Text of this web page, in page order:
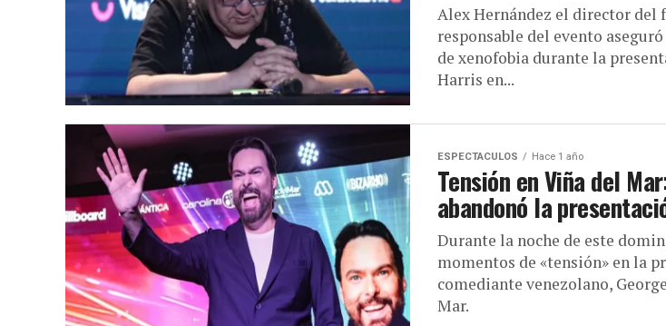
Alex Hernández el director del
responsable del evento
de xenofobia durante la
Harris en...
ESPECTACULOS Hace 1 año
Tensión en Viña del
abandonó la
Durante la noche de este
momentos de «tensión» en la
comediante venezolano,
Mar.